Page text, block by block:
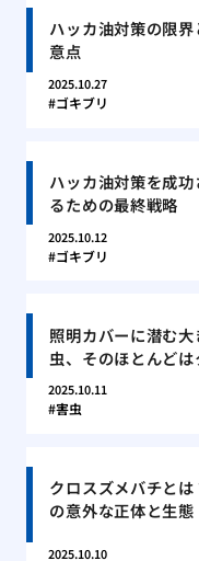
ハッカ油対策の限界
意点
2025.10.27
ゴキブリ
ハッカ油対策を成功
るための最終戦略
2025.10.12
ゴキブリ
照明カバーに潜む大
虫、そのほとんどは
2025.10.11
害虫
クロスズメバチとは
の意外な正体と生態
2025.10.10